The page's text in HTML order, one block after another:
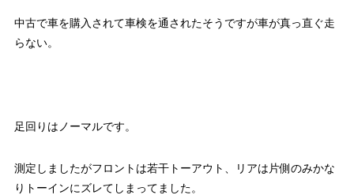
中古で車を購入されて車検を通されたそうですが車が真っ直ぐ走
らない。
足回りはノーマルです。
測定しましたがフロントは若干トーアウト、リアは片側のみかな
りトーインにズレてしまってました。